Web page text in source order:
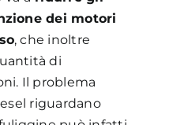
dei motori
, che inoltre
di
Il problema
riguardano